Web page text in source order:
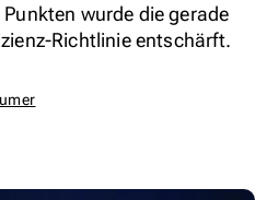
wurde die gerade
Richtlinie entschärft.